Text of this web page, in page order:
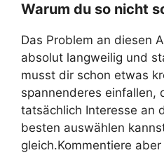
Warum du so nicht
Das Problem an diesen
absolut langweilig und
musst dir schon etwas
spannenderes einfallen,
tatsächlich Interesse an
besten auswählen
gleich.Kommentiere